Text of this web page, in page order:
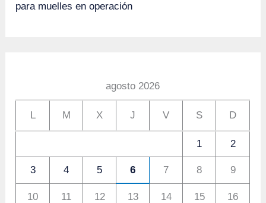
para muelles en operación
agosto 2026
L M X J V S D
1 2
3 4 5 6 7 8 9
10 11 12 13 14 15 16